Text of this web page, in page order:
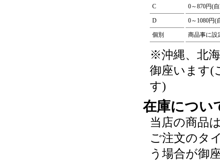
C 0～870円(
D 0～1080円(
個別 商品事に設
※沖縄、北
御座います(
す)
在庫につい
当店の商品
ご注文のタ
う場合が御